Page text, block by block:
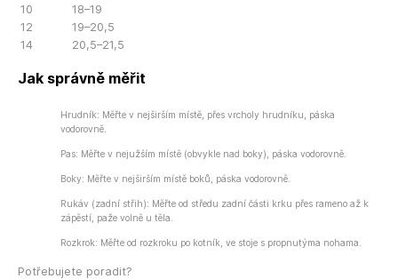
10
18–19
12
19–20,5
14
20,5–21,5
Jak správně měřit
Hrudník: Měřte v nejširším místě, přes vrcholy hrudníku, páska
vodorovně.
Pas: Měřte v nejužším místě (obvykle nad boky), páska vodorovně.
Boky: Měřte v nejširším místě boků, páska vodorovně.
Rukáv (zadní střih): Měřte od středu zadní části krku přes rameno až k
zápěstí, paže volně u těla.
Rozkrok: Měřte od rozkroku po kotník, ve stoje s propnutýma nohama.
Potřebujete poradit?